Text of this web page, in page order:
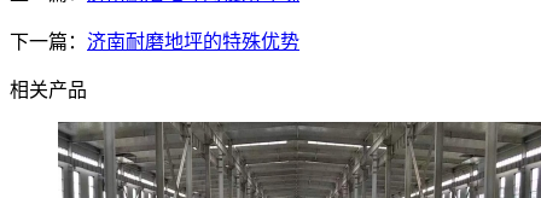
下一篇： 济南耐磨地坪的特殊优势
相关产品